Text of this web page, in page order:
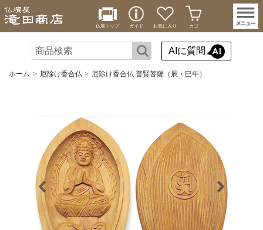
仏壇トップ ガイド お気に入り カゴ
AIに質問
ホーム 厄除け香合仏 厄除け香合仏 普賢菩薩（辰・巳年）